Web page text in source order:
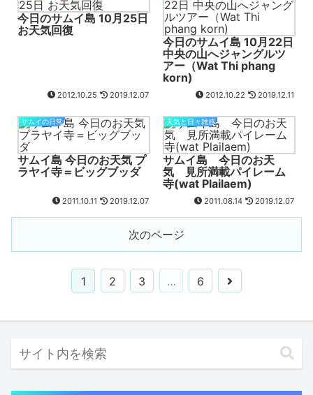
今日のサムイ島 10月25日
お天気回復
2012.10.25 2019.12.07
今日のサムイ島 10月22日
中央の山へジャングルツ
アー（Wat Thi phang
korn)
2012.10.22 2019.12.11
サムイの日常
サムイ島 今日のお天気 プ
ラヤイ寺＝ビッグブッダ
2011.10.11 2019.12.07
天気と日々雑感
サムイ島 今日のお天
気 見所満載パイレーム
寺(wat Plailaem)
2011.08.14 2019.12.07
次のページ
1 2 3 … 6